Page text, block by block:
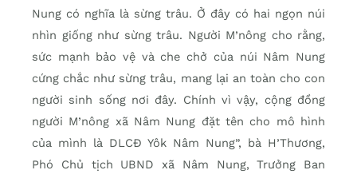
Nung có nghĩa là sừng trâu. Ở đây có hai ngọn núi
nhìn giống như sừng trâu. Người M’nông cho rằng,
sức mạnh bảo vệ và che chở của núi Nâm Nung
cứng chắc như sừng trâu, mang lại an toàn cho con
người sinh sống nơi đây. Chính vì vậy, cộng đồng
người M’nông xã Nâm Nung đặt tên cho mô hình
của mình là DLCĐ Yôk Nâm Nung”, bà H’Thương,
Phó Chủ tịch UBND xã Nâm Nung, Trưởng Ban